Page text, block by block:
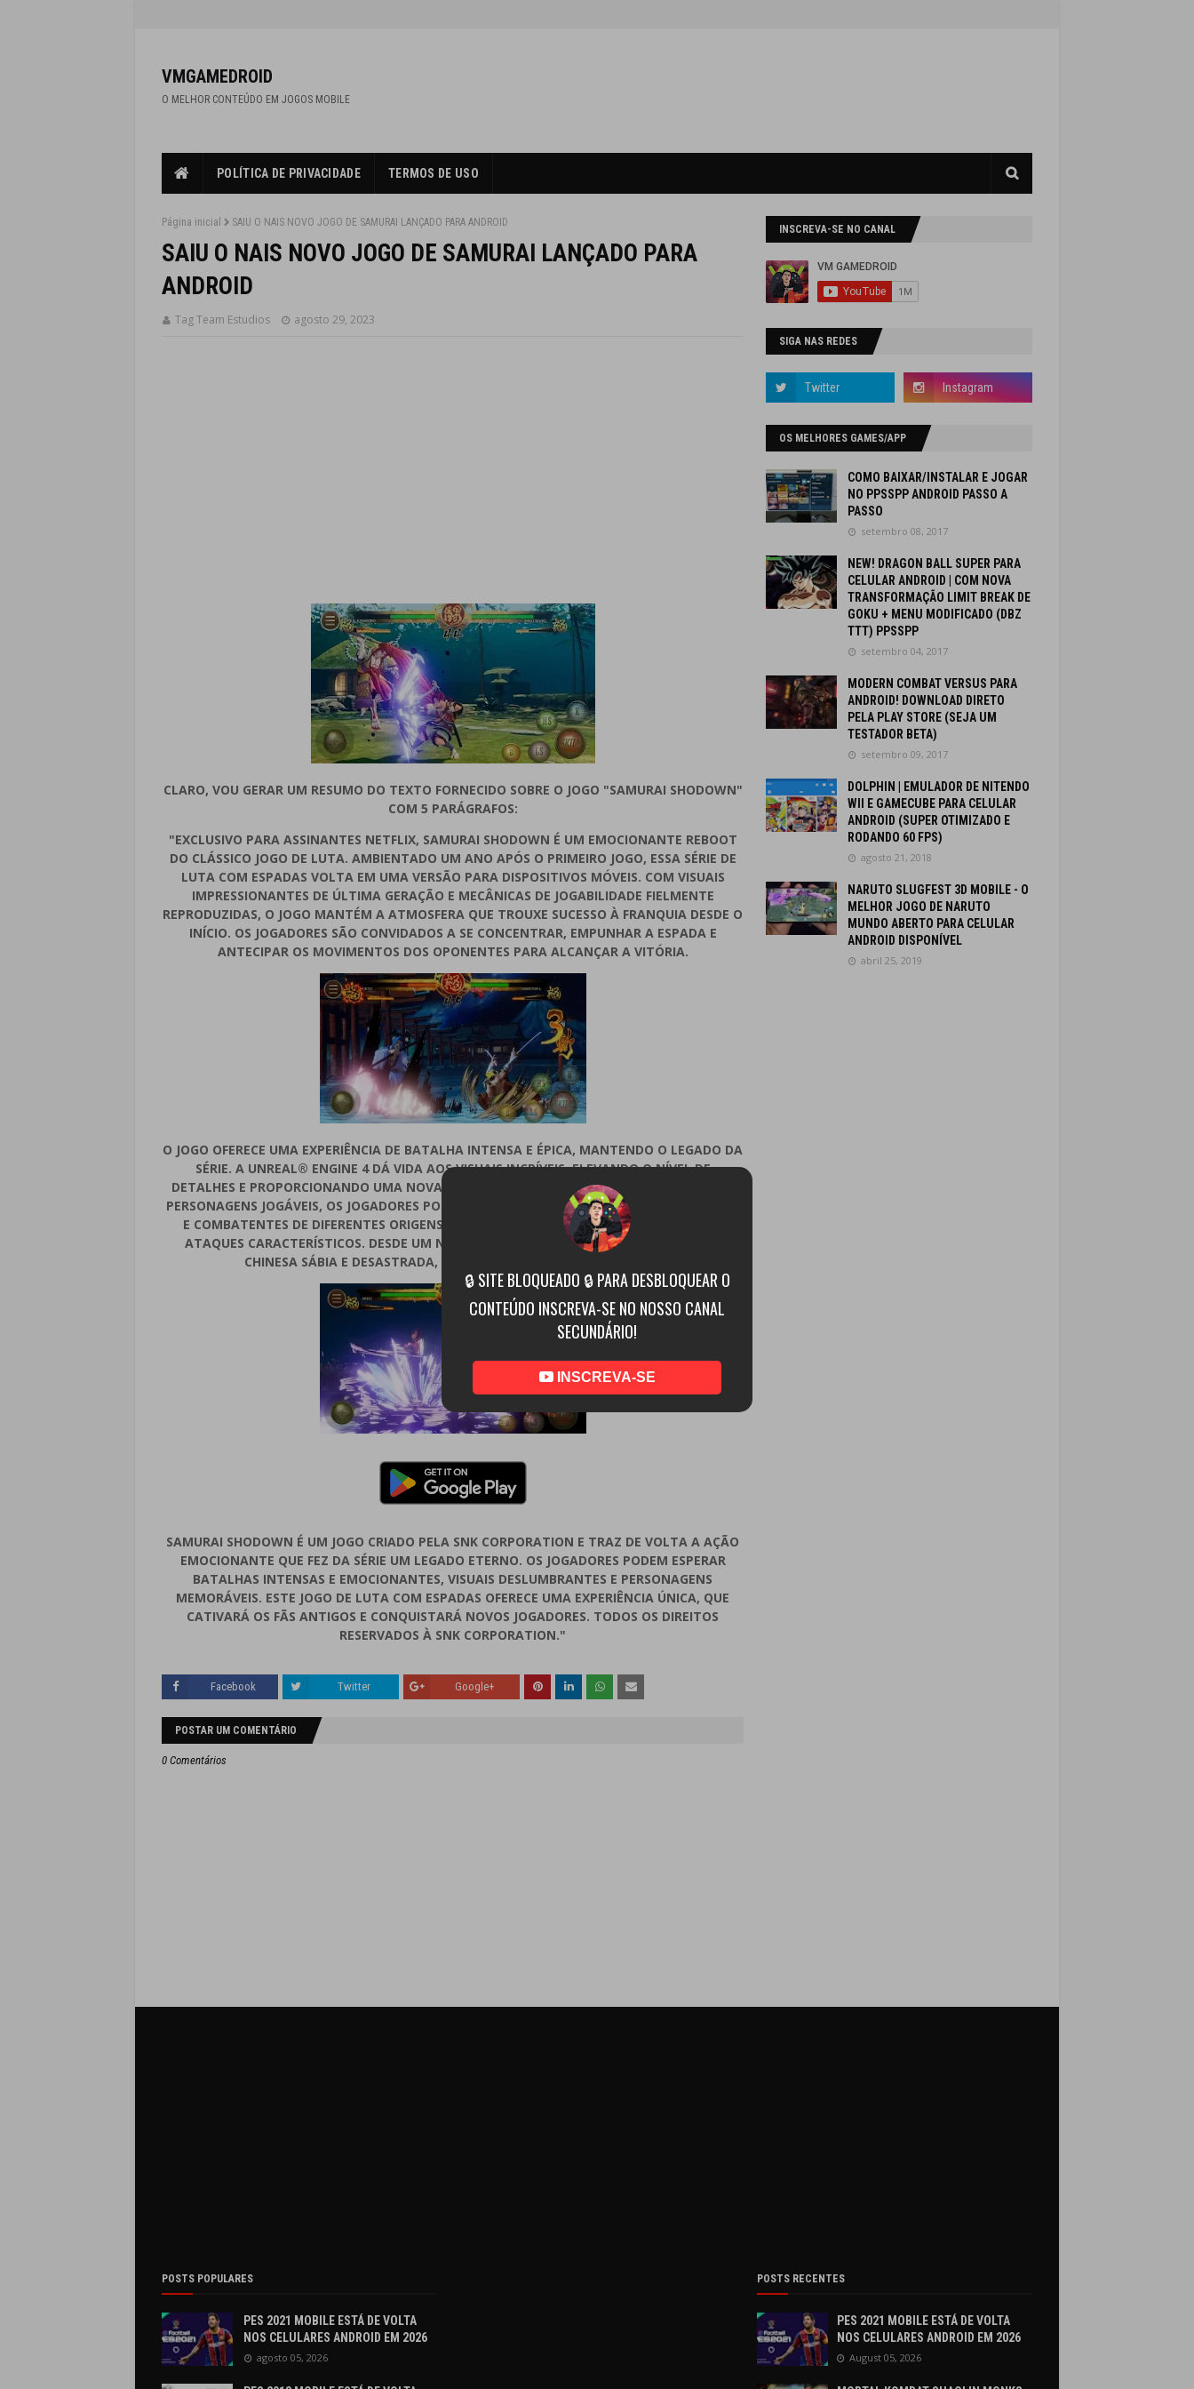
VMGAMEDROID
O MELHOR CONTEÚDO EM JOGOS MOBILE
POLÍTICA DE PRIVACIDADE TERMOS DE USO
Página inicial SAIU O NAIS NOVO JOGO DE SAMURAI LANÇADO PARA ANDROID
SAIU O NAIS NOVO JOGO DE SAMURAI LANÇADO PARA
ANDROID
Tag Team Estudios agosto 29, 2023
CLARO, VOU GERAR UM RESUMO DO TEXTO FORNECIDO SOBRE O JOGO "SAMURAI SHODOWN"
COM 5 PARÁGRAFOS:
"EXCLUSIVO PARA ASSINANTES NETFLIX, SAMURAI SHODOWN É UM EMOCIONANTE REBOOT
DO CLÁSSICO JOGO DE LUTA. AMBIENTADO UM ANO APÓS O PRIMEIRO JOGO, ESSA SÉRIE DE
LUTA COM ESPADAS VOLTA EM UMA VERSÃO PARA DISPOSITIVOS MÓVEIS. COM VISUAIS
IMPRESSIONANTES DE ÚLTIMA GERAÇÃO E MECÂNICAS DE JOGABILIDADE FIELMENTE
REPRODUZIDAS, O JOGO MANTÉM A ATMOSFERA QUE TROUXE SUCESSO À FRANQUIA DESDE O
INÍCIO. OS JOGADORES SÃO CONVIDADOS A SE CONCENTRAR, EMPUNHAR A ESPADA E
ANTECIPAR OS MOVIMENTOS DOS OPONENTES PARA ALCANÇAR A VITÓRIA.
O JOGO OFERECE UMA EXPERIÊNCIA DE BATALHA INTENSA E ÉPICA, MANTENDO O LEGADO DA
SÉRIE. A UNREAL® ENGINE 4 DÁ VIDA AOS VISUAIS INCRÍVEIS, ELEVANDO O NÍVEL DE
DETALHES E PROPORCIONANDO UMA NOVA EXPERIÊNCIA VISUAL. COM UMA VARIEDADE DE
PERSONAGENS JOGÁVEIS, OS JOGADORES PODEM ESCOLHER ENTRE DEZENAS DE GUERREIROS
E COMBATENTES DE DIFERENTES ORIGENS, CADA UM COM SEUS PRÓPRIOS OBJETIVOS E
ATAQUES CARACTERÍSTICOS. DESDE UM NINJA TEXANO GIGANTE ATÉ UMA GUERREIRA
CHINESA SÁBIA E DESASTRADA, A DIVERSIDADE É IMPRESSIONANTE.
SAMURAI SHODOWN É UM JOGO CRIADO PELA SNK CORPORATION E TRAZ DE VOLTA A AÇÃO
EMOCIONANTE QUE FEZ DA SÉRIE UM LEGADO ETERNO. OS JOGADORES PODEM ESPERAR
BATALHAS INTENSAS E EMOCIONANTES, VISUAIS DESLUMBRANTES E PERSONAGENS
MEMORÁVEIS. ESTE JOGO DE LUTA COM ESPADAS OFERECE UMA EXPERIÊNCIA ÚNICA, QUE
CATIVARÁ OS FÃS ANTIGOS E CONQUISTARÁ NOVOS JOGADORES. TODOS OS DIREITOS
RESERVADOS À SNK CORPORATION."
Facebook Twitter Google+
POSTAR UM COMENTÁRIO
0 Comentários
INSCREVA-SE NO CANAL
SIGA NAS REDES
OS MELHORES GAMES/APP
COMO BAIXAR/INSTALAR E JOGAR
NO PPSSPP ANDROID PASSO A
PASSO
setembro 08, 2017
NEW! DRAGON BALL SUPER PARA
CELULAR ANDROID | COM NOVA
TRANSFORMAÇÃO LIMIT BREAK DE
GOKU + MENU MODIFICADO (DBZ
TTT) PPSSPP
setembro 04, 2017
MODERN COMBAT VERSUS PARA
ANDROID! DOWNLOAD DIRETO
PELA PLAY STORE (SEJA UM
TESTADOR BETA)
setembro 09, 2017
DOLPHIN | EMULADOR DE NITENDO
WII E GAMECUBE PARA CELULAR
ANDROID (SUPER OTIMIZADO E
RODANDO 60 FPS)
agosto 21, 2018
NARUTO SLUGFEST 3D MOBILE - O
MELHOR JOGO DE NARUTO
MUNDO ABERTO PARA CELULAR
ANDROID DISPONÍVEL
abril 25, 2019
POSTS POPULARES
PES 2021 MOBILE ESTÁ DE VOLTA
NOS CELULARES ANDROID EM 2026
agosto 05, 2026
POSTS RECENTES
PES 2021 MOBILE ESTÁ DE VOLTA
NOS CELULARES ANDROID EM 2026
August 05, 2026
🔒 SITE BLOQUEADO 🔒 PARA DESBLOQUEAR O
CONTEÚDO INSCREVA-SE NO NOSSO CANAL
SECUNDÁRIO!
INSCREVA-SE